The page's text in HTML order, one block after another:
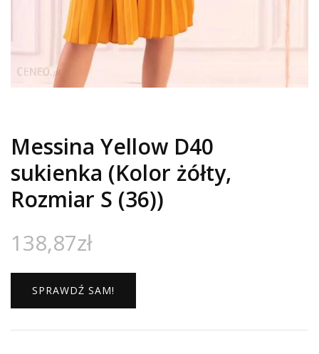
Messina Yellow D40
sukienka (Kolor żółty,
Rozmiar S (36))
138,87zł
SPRAWDŹ SAM!